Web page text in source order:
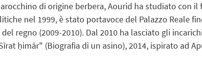
di origine berbera, Aourid ha studiato con
nel 1999, è stato portavoce del Palazzo Reale
regno (2009-2010). Dal 2010 ha lasciato gli
ḥimār" (Biografia di un asino), 2014, ispirato ad